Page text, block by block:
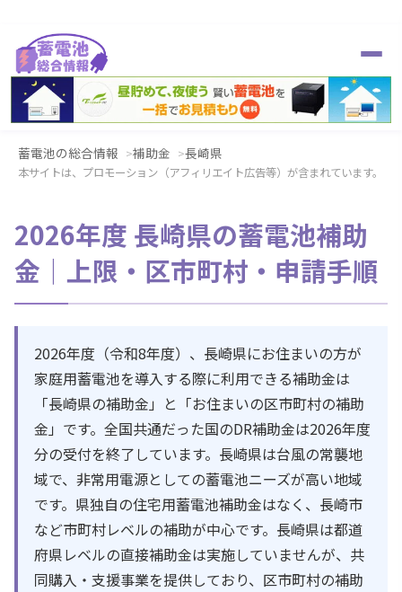
蓄電池の総合情報 補助金 長崎県
本サイトは、プロモーション（アフィリエイト広告等）が含まれています。
2026年度 長崎県の蓄電池補助
金｜上限・区市町村・申請手順
2026年度（令和8年度）、長崎県にお住まいの方が
家庭用蓄電池を導入する際に利用できる補助金は
「長崎県の補助金」と「お住まいの区市町村の補助
金」です。全国共通だった国のDR補助金は2026年度
分の受付を終了しています。長崎県は台風の常襲地
域で、非常用電源としての蓄電池ニーズが高い地域
です。県独自の住宅用蓄電池補助金はなく、長崎市
など市町村レベルの補助が中心です。長崎県は都道
府県レベルの直接補助金は実施していませんが、共
同購入・支援事業を提供しており、区市町村の補助